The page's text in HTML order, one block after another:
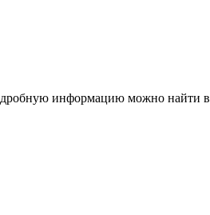
информацию можно найти в